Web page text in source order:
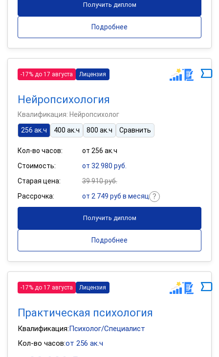
Получить диплом
Подробнее
-17% до 17 августа Лицензия
Нейропсихология
Квалификация: Нейропсихолог
256 ак.ч
400 ак.ч 800 ак.ч Сравнить
Кол-во часов:
от 256 ак.ч
Стоимость:
от 32 980 руб.
Старая цена:
39 910 руб.
Рассрочка:
от 2 749 руб в месяц
Получить диплом
Подробнее
-17% до 17 августа Лицензия
Практическая психология
Квалификация:Психолог/Специалист
Кол-во часов:от 256 ак.ч